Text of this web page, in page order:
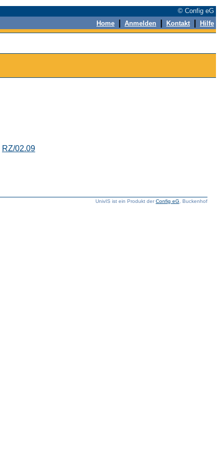
© Config eG
Home Anmelden Kontakt Hilfe
RZ/02.09
UnivIS ist ein Produkt derConfig eG , Buckenhof